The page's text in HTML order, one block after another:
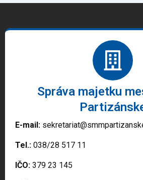
Správa majetku
E-mail:
Tel.: 038/28 517 11
IČO: 379 23 145